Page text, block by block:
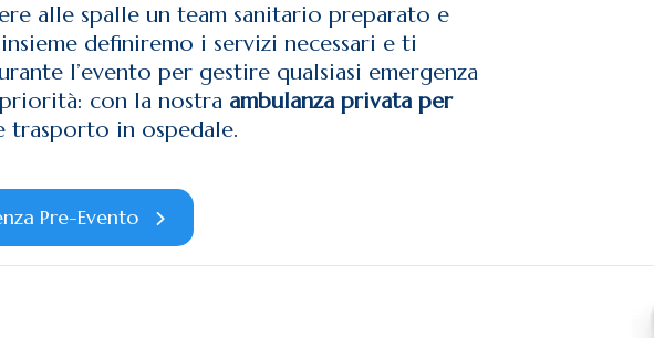
alle spalle un team sanitario preparato e
definiremo i servizi necessari e ti
l’evento per gestire qualsiasi emergenza
con la nostra ambulanza privata per
trasporto in ospedale.
Pre-Evento